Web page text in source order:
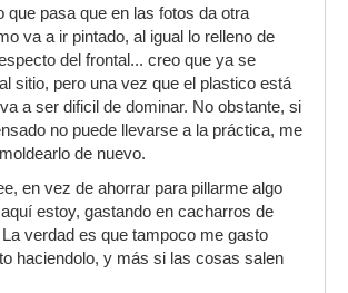
que pasa que en las fotos da otra
va a ir pintado, al igual lo relleno de
del frontal... creo que ya se
sitio, pero una vez que el plastico está
a ser dificil de dominar. No obstante, si
no puede llevarse a la práctica, me
de nuevo.
en vez de ahorrar para pillarme algo
estoy, gastando en cacharros de
verdad es que tampoco me gasto
haciendolo, y más si las cosas salen